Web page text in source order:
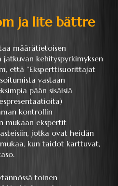
ja lite bättre
määrätietoisen
kehityspyrkimyksen
että ”Eksperttisuorittajat
vastaan
pään sisäisiä
kontrollin
mukaan ekspertit
jotka ovat heidän
kun taidot karttuvat,
toinen